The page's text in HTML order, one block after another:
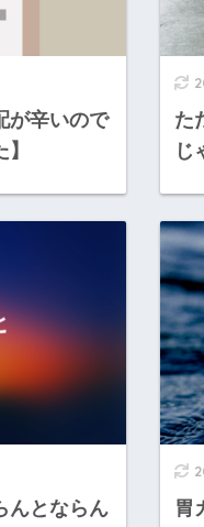
が辛いので
た
じ
んとならん 胃